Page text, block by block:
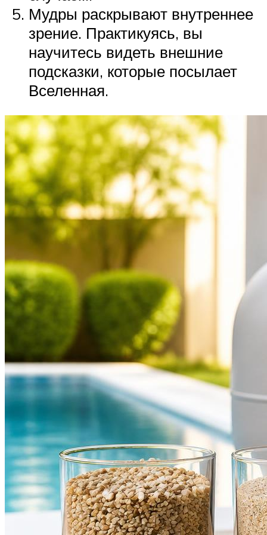
Мудры раскрывают внутреннее
зрение. Практикуясь, вы
научитесь видеть внешние
подсказки, которые посылает
Вселенная.